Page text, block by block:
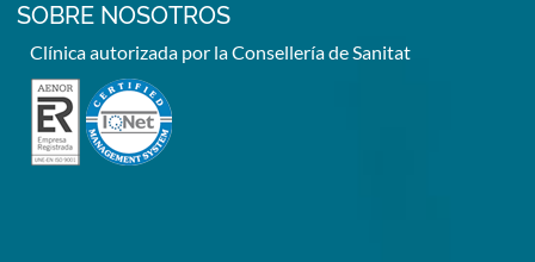
SOBRE NOSOTROS
Clínica autorizada por la Consellería de Sanitat